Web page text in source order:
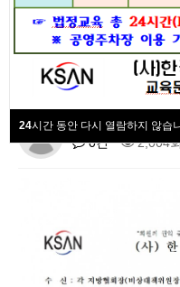
24시간 동안 다시 열람하지 않습
구인구직
협회주요사업
협회동정
2025년 제21
보 및 소속회
최고관리자
0건
2,004